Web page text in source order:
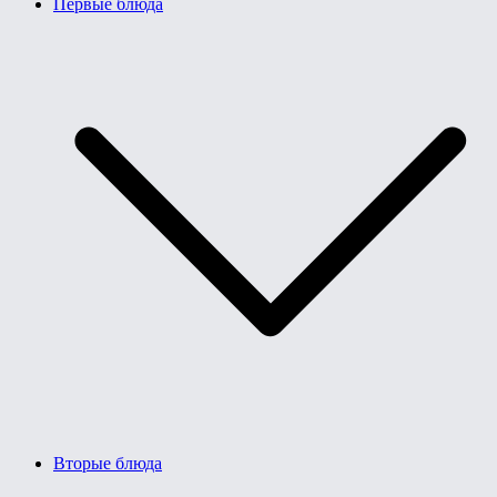
Первые блюда
Вторые блюда